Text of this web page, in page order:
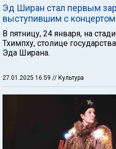
Эд Ширан стал первым
выступившим с концертом
В пятницу, 24 января, на
Тхимпху, столице
Эда Ширана.
27.01.2025 16:59 // Культура